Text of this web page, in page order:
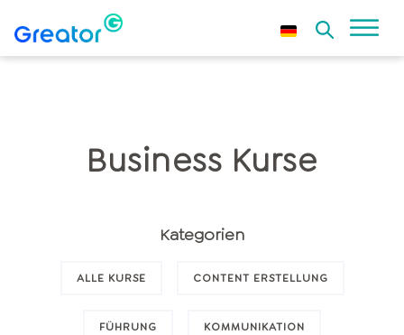
Business Kurse
Kategorien
ALLE KURSE CONTENT ERSTELLUNG
FÜHRUNG KOMMUNIKATION